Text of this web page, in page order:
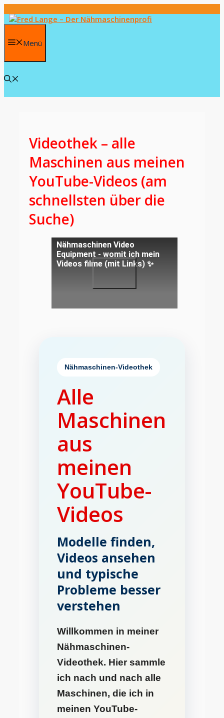
Inhalt
Menü
Videothek – alle
Maschinen aus meinen
YouTube-Videos (am
schnellsten über die
Suche)
Nähmaschinen Video
Equipment - womit ich mein
Videos filme (mit Links) ✨
Nähmaschinen-Videothek
Alle
Maschinen
aus
meinen
YouTube-
Videos
Modelle finden,
Videos ansehen
und typische
Probleme besser
verstehen
Willkommen in meiner
Nähmaschinen-
Videothek. Hier sammle
ich nach und nach alle
Maschinen, die ich in
meinen YouTube-